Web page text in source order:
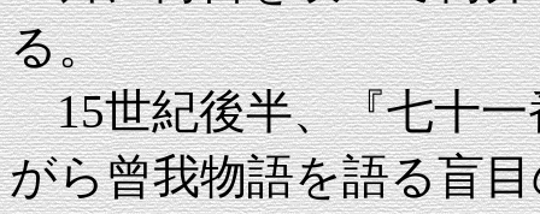
る。
15世紀後半、『七十一
がら曾我物語を語る盲